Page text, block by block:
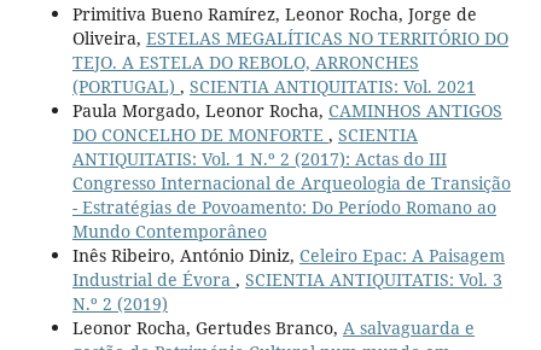
Primitiva Bueno Ramírez, Leonor Rocha, Jorge de
Oliveira, ESTELAS MEGALÍTICAS NO TERRITÓRIO DO
TEJO. A ESTELA DO REBOLO, ARRONCHES
(PORTUGAL) , SCIENTIA ANTIQUITATIS: Vol. 2021
Paula Morgado, Leonor Rocha, CAMINHOS ANTIGOS
DO CONCELHO DE MONFORTE , SCIENTIA
ANTIQUITATIS: Vol. 1 N.º 2 (2017): Actas do III
Congresso Internacional de Arqueologia de Transição
- Estratégias de Povoamento: Do Período Romano ao
Mundo Contemporâneo
Inês Ribeiro, António Diniz, Celeiro Epac: A Paisagem
Industrial de Évora , SCIENTIA ANTIQUITATIS: Vol. 3
N.º 2 (2019)
Leonor Rocha, Gertudes Branco, A salvaguarda e